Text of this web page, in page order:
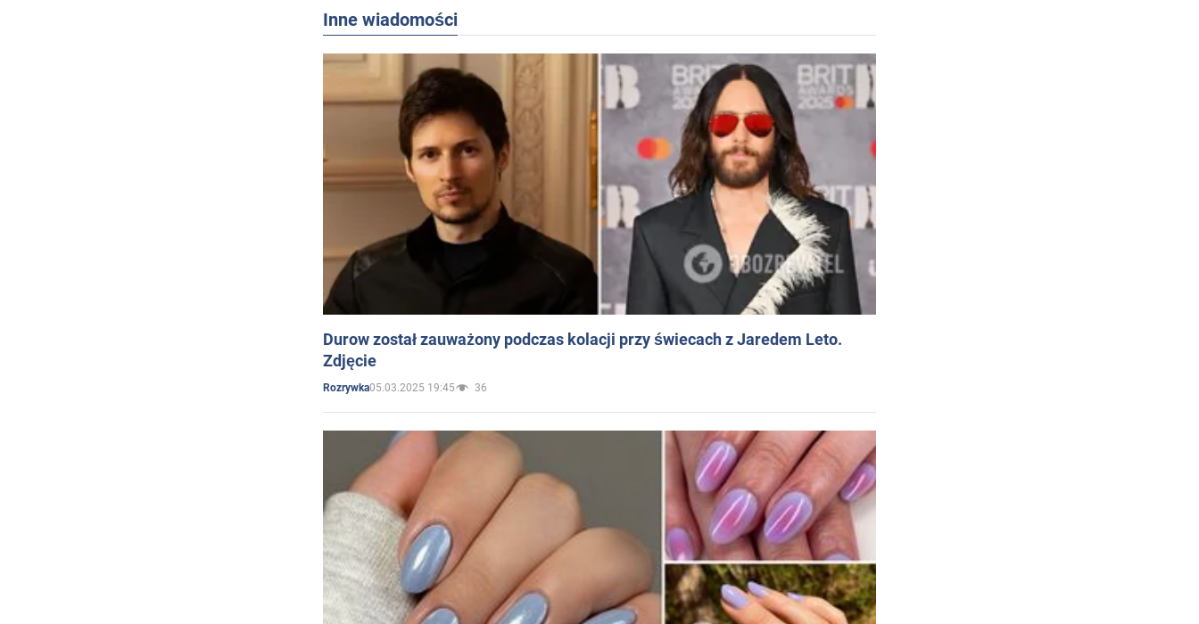
Inne wiadomości
Durow został zauważony podczas kolacji przy świecach z Jaredem Leto.
Zdjęcie
Rozrywka05.03.2025 19:45 36